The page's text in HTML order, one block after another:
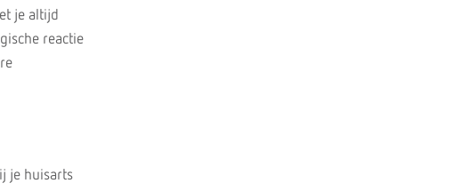
je altijd
reactie
je huisarts